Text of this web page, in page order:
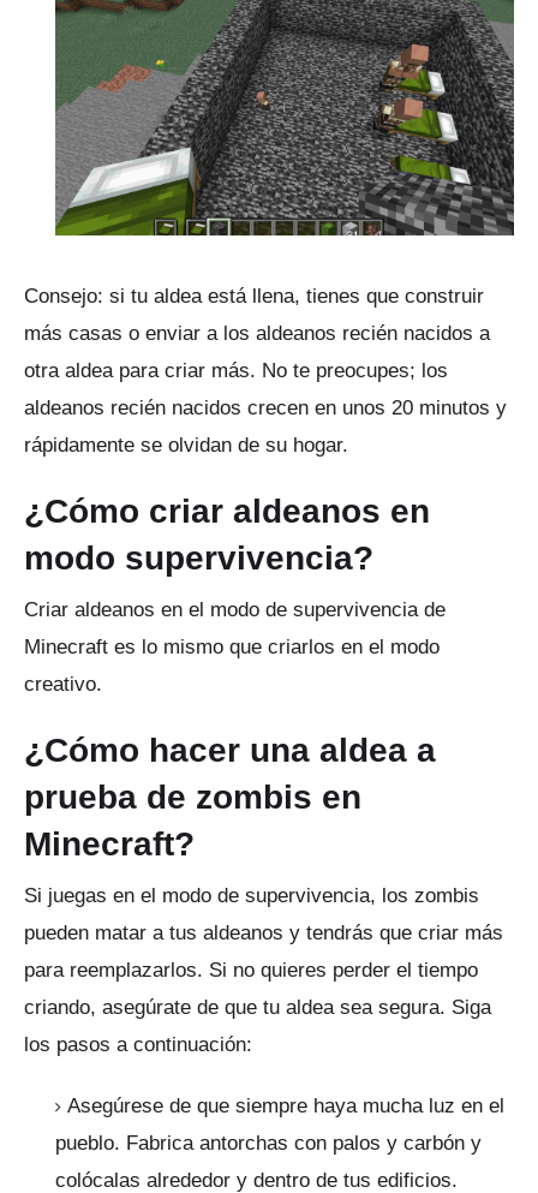
Consejo: si tu aldea está llena, tienes que construir
más casas o enviar a los aldeanos recién nacidos a
otra aldea para criar más. No te preocupes; los
aldeanos recién nacidos crecen en unos 20 minutos y
rápidamente se olvidan de su hogar.
¿Cómo criar aldeanos en
modo supervivencia?
Criar aldeanos en el modo de supervivencia de
Minecraft es lo mismo que criarlos en el modo
creativo.
¿Cómo hacer una aldea a
prueba de zombis en
Minecraft?
Si juegas en el modo de supervivencia, los zombis
pueden matar a tus aldeanos y tendrás que criar más
para reemplazarlos. Si no quieres perder el tiempo
criando, asegúrate de que tu aldea sea segura. Siga
los pasos a continuación:
Asegúrese de que siempre haya mucha luz en el
pueblo. Fabrica antorchas con palos y carbón y
colócalas alrededor y dentro de tus edificios.